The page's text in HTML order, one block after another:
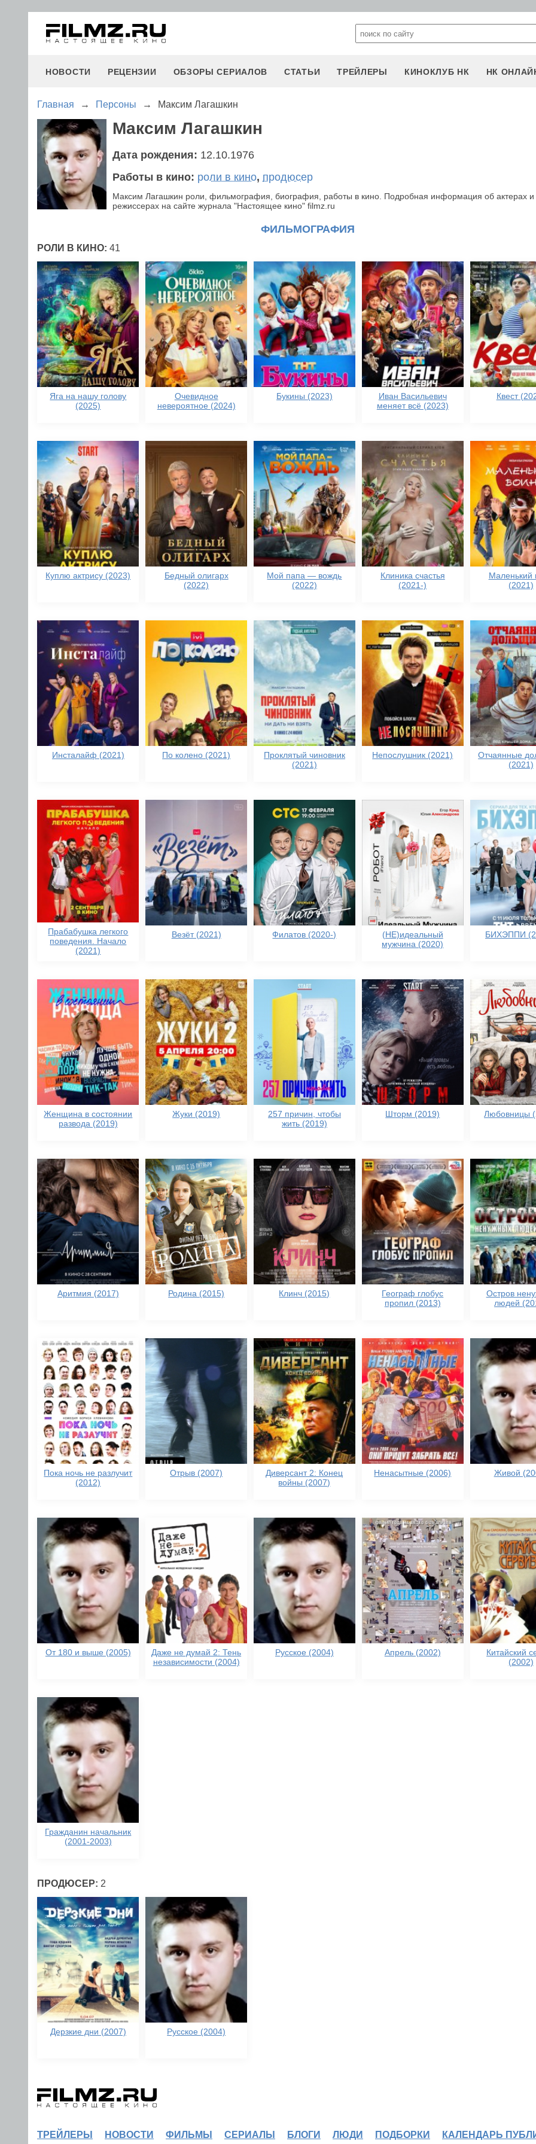
НОВОСТИ РЕЦЕНЗИИ ОБЗОРЫ СЕРИАЛОВ СТАТЬИ ТРЕЙЛЕРЫ КИНОКЛУБ НК НК
Главная → Персоны → Максим Лагашкин
Максим Лагашкин
Дата рождения: 12.10.1976
Работы в кино: роли в кино, продюсер
Максим Лагашкин роли, фильмография, биография, работы в кино. Подробная информация об актерах и
режиссерах на сайте журнала "Настоящее кино" filmz.ru
ФИЛЬМОГРАФИЯ
РОЛИ В КИНО: 41
Яга на нашу голову
(2025)
Очевидное
невероятное (2024)
Букины (2023)
Иван Васильевич
меняет всё (2023)
Квест
Куплю актрису (2023)
Бедный олигарх
(2022)
Мой папа — вождь
(2022)
Клиника счастья
(2021-)
Маленький
(2021)
Инсталайф (2021) По колено (2021)
Проклятый чиновник
(2021)
Непослушник (2021)
Отчаянные
(2021)
Прабабушка легкого
поведения. Начало
(2021)
Везёт (2021) Филатов (2020-)
(НЕ)идеальный
мужчина (2020)
БИХЭППИ
Женщина в состоянии
развода (2019)
Жуки (2019)
257 причин, чтобы
жить (2019)
Шторм (2019) Любовницы
Аритмия (2017) Родина (2015) Клинч (2015)
Географ глобус
пропил (2013)
Остров
людей
Пока ночь не разлучит
(2012)
Отрыв (2007)
Диверсант 2: Конец
войны (2007)
Ненасытные (2006) Живой
От 180 и выше (2005)
Даже не думай 2: Тень
независимости (2004)
Русское (2004) Апрель (2002)
Китайский
(2002)
Гражданин начальник
(2001-2003)
ПРОДЮСЕР: 2
Дерзкие дни (2007) Русское (2004)
ТРЕЙЛЕРЫ НОВОСТИ ФИЛЬМЫ СЕРИАЛЫ БЛОГИ ЛЮДИ ПОДБОРКИ КАЛЕНДАРЬ